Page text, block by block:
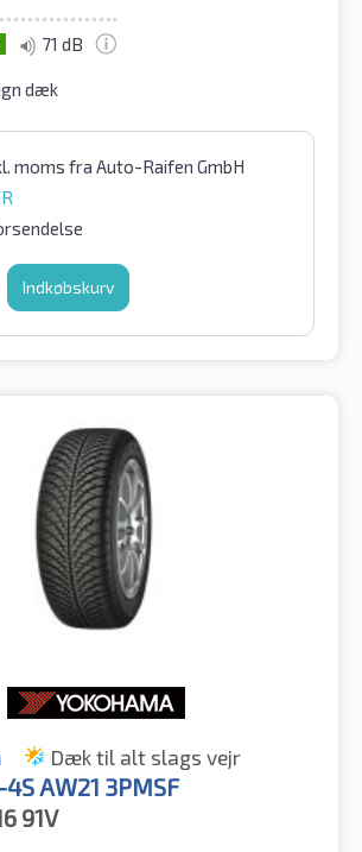
71 dB
dæk
moms fra Auto-Raifen GmbH
Indkøbskurv
Dæk til alt slags vejr
AW21 3PMSF
91V